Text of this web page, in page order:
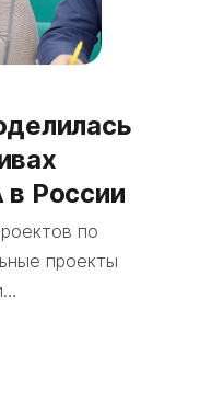
России
по
проекты